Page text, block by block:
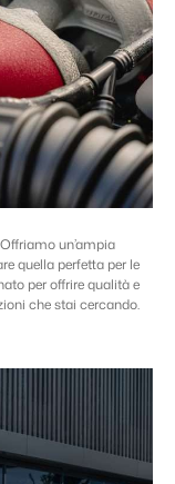
un’ampia
quella perfetta per le
per offrire qualità e
che stai cercando.